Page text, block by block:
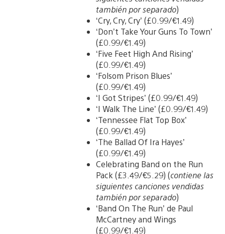
también por separado)
‘Cry, Cry, Cry’ (£0.99/€1.49)
‘Don’t Take Your Guns To Town’
(£0.99/€1.49)
‘Five Feet High And Rising’
(£0.99/€1.49)
‘Folsom Prison Blues’
(£0.99/€1.49)
‘I Got Stripes’ (£0.99/€1.49)
‘I Walk The Line’ (£0.99/€1.49)
‘Tennessee Flat Top Box’
(£0.99/€1.49)
‘The Ballad Of Ira Hayes’
(£0.99/€1.49)
Celebrating Band on the Run
Pack (£3.49/€5.29) (contiene las
siguientes canciones vendidas
también por separado)
‘Band On The Run’ de Paul
McCartney and Wings
(£0.99/€1.49)